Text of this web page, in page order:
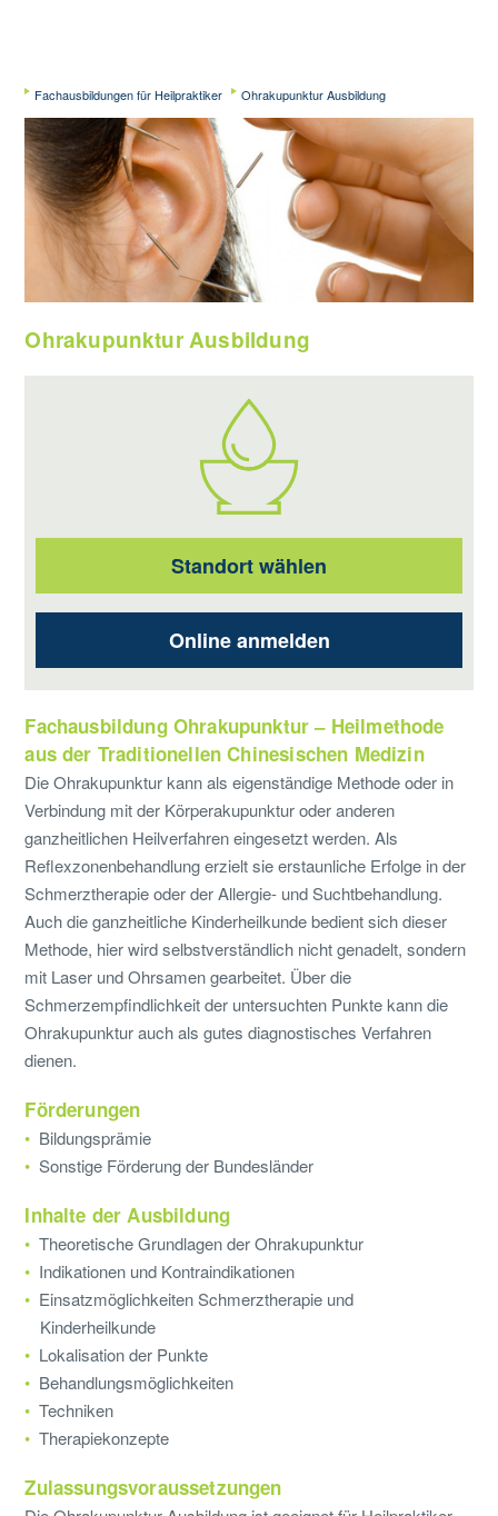
Fachausbildungen für Heilpraktiker Ohrakupunktur Ausbildung
Ohrakupunktur Ausbildung
Standort wählen
Online anmelden
Fachausbildung Ohrakupunktur – Heilmethode
aus der Traditionellen Chinesischen Medizin
Die Ohrakupunktur kann als eigenständige Methode oder in
Verbindung mit der Körperakupunktur oder anderen
ganzheitlichen Heilverfahren eingesetzt werden. Als
Reflexzonenbehandlung erzielt sie erstaunliche Erfolge in der
Schmerztherapie oder der Allergie- und Suchtbehandlung.
Auch die ganzheitliche Kinderheilkunde bedient sich dieser
Methode, hier wird selbstverständlich nicht genadelt, sondern
mit Laser und Ohrsamen gearbeitet. Über die
Schmerzempfindlichkeit der untersuchten Punkte kann die
Ohrakupunktur auch als gutes diagnostisches Verfahren
dienen.
Förderungen
Bildungsprämie
Sonstige Förderung der Bundesländer
Inhalte der Ausbildung
Theoretische Grundlagen der Ohrakupunktur
Indikationen und Kontraindikationen
Einsatzmöglichkeiten Schmerztherapie und
Kinderheilkunde
Lokalisation der Punkte
Behandlungsmöglichkeiten
Techniken
Therapiekonzepte
Zulassungsvoraussetzungen